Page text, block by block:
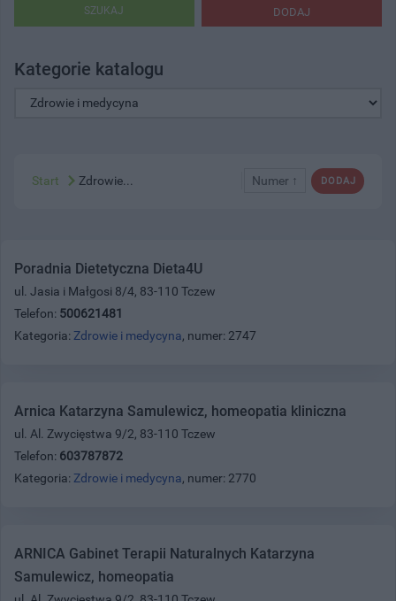
DODAJ
SZUKAJ
Kategorie katalogu
DODAJ
Numer ↑
Start Zdrowie...
Poradnia Dietetyczna Dieta4U
ul. Jasia i Małgosi 8/4, 83-110 Tczew
Telefon: 500621481
Kategoria: Zdrowie i medycyna, numer: 2747
Arnica Katarzyna Samulewicz, homeopatia kliniczna
ul. Al. Zwycięstwa 9/2, 83-110 Tczew
Telefon: 603787872
Kategoria: Zdrowie i medycyna, numer: 2770
ARNICA Gabinet Terapii Naturalnych Katarzyna
Samulewicz, homeopatia